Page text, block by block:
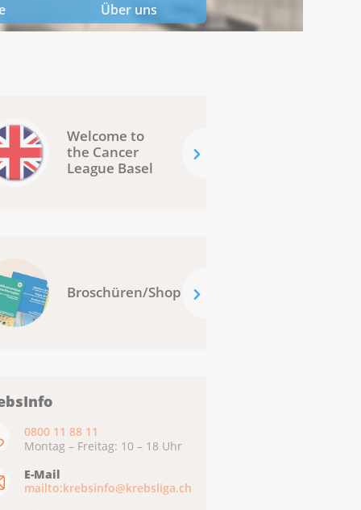
Über uns
Welcome to
the Cancer
League Basel
Broschüren/Shop
0800 11 88 11
Montag – Freitag: 10 – 18 Uhr
E-Mail
mailto:krebsinfo@krebsliga.ch